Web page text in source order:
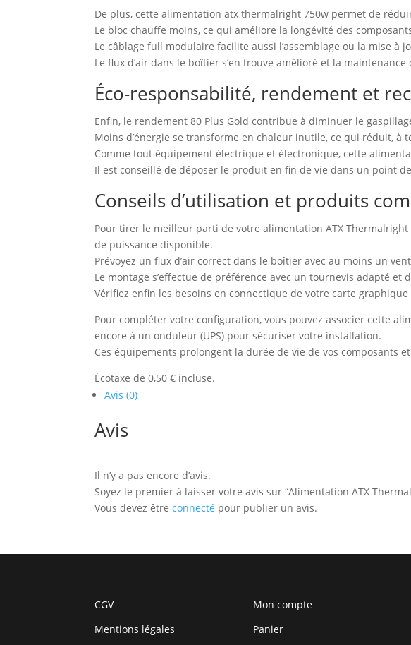
De plus, cette alimentation atx thermalright 750w permet de
Le bloc chauffe moins, ce qui améliore la longévité des
Le câblage full modulaire facilite aussi l’assemblage ou la mise à
Le flux d’air dans le boîtier s’en trouve amélioré et la
Éco-responsabilité, rendement et
Enfin, le rendement 80 Plus Gold contribue à diminuer le
Moins d’énergie se transforme en chaleur inutile, ce qui réduit, à
Comme tout équipement électrique et électronique, cette
Il est conseillé de déposer le produit en fin de vie dans un point
Conseils d’utilisation et produits
Pour tirer le meilleur parti de votre alimentation ATX
de puissance disponible.
Prévoyez un flux d’air correct dans le boîtier avec au moins un
Le montage s’effectue de préférence avec un tournevis adapté
Vérifiez enfin les besoins en connectique de votre carte
Pour compléter votre configuration, vous pouvez associer cette
encore à un onduleur (UPS) pour sécuriser votre installation.
Ces équipements prolongent la durée de vie de vos composants
Écotaxe de 0,50 € incluse.
Avis (0)
Avis
Il n’y a pas encore d’avis.
Soyez le premier à laisser votre avis sur “Alimentation ATX
Vous devez êtreconnecté pour publier un avis.
CGV
Mentions légales
Mon compte
Panier